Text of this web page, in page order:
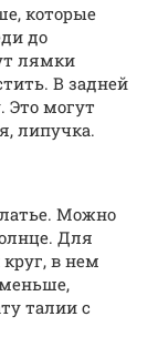
которые
до
лямки
В задней
Это могут
липучка.
Можно
Для
в нем
талии с